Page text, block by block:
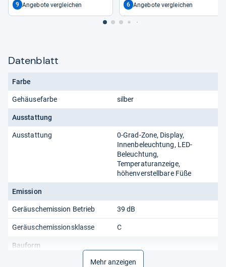
9 Angebote vergleichen 6 Angebote vergleichen
Datenblatt
Farbe
Gehäusefarbe silber
Ausstattung
Ausstattung
0-Grad-Zone, Display,
Innenbeleuchtung, LED-
Beleuchtung,
Temperaturanzeige,
höhenverstellbare Füße
Emission
Geräuschemission Betrieb 39 dB
Geräuschemissionsklasse C
Bauform
oben
Mehr anzeigen